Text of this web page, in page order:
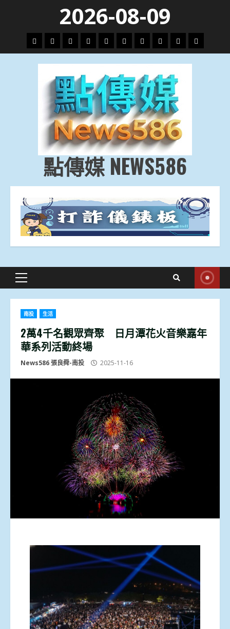
content
2026-08-09
頭
條
財
經
地
方.
會
文
教.
技
專
題
娛
樂
劇
政
治
國
際
運
動
生
活
點傳媒 NEWS586
Primary
南投 生活
2萬4千名觀眾齊聚 日月潭花火音樂嘉年
華系列活動終場
News586 張良舜-南投 2025-11-16